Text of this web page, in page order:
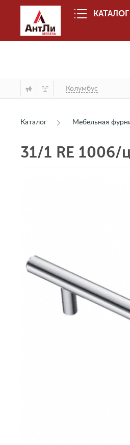
КАТАЛОГ
Колумбус
Каталог Мебельная
31/1 RE